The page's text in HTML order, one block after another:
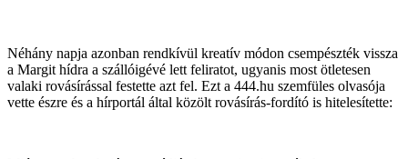
Néhány napja azonban rendkívül kreatív módon csempészték vissza
a Margit hídra a szállóigévé lett feliratot, ugyanis most ötletesen
valaki rovásírással festette azt fel. Ezt a 444.hu szemfüles olvasója
vette észre és a hírportál által közölt rovásírás-fordító is hitelesítette: